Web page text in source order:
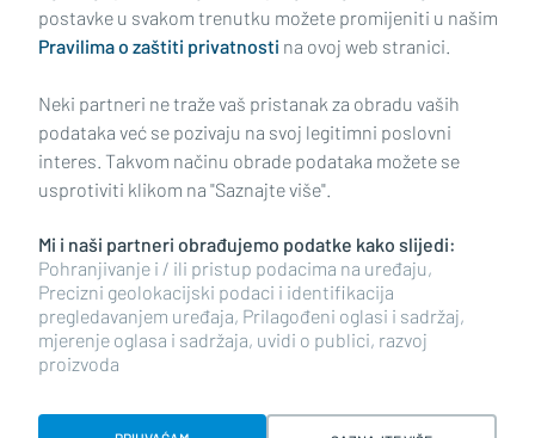
Impressum Uvjeti korištenja Politika privatnosti
Politika kolačića Kontakt Pritužbe Suradnici
Oglašavanje
RUBRIKE
BRODSKO-POSAVSKA ŽUPANIJA
POŽEŠKO-SLAVONSKA ŽUPANIJA
postavke u svakom trenutku možete promijeniti u našim
Pravilima o zaštiti privatnosti na ovoj web stranici.
Neki partneri ne traže vaš pristanak za obradu vaših
podataka već se pozivaju na svoj legitimni poslovni
interes. Takvom načinu obrade podataka možete se
usprotiviti klikom na "Saznajte više".
Mi i naši partneri obrađujemo podatke kako slijedi:
Pohranjivanje i / ili pristup podacima na uređaju,
Precizni geolokacijski podaci i identifikacija
pregledavanjem uređaja, Prilagođeni oglasi i sadržaj,
mjerenje oglasa i sadržaja, uvidi o publici, razvoj
proizvoda